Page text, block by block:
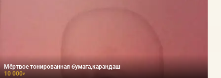
Мёртвое тонированная бумага,карандаш
10 000₽